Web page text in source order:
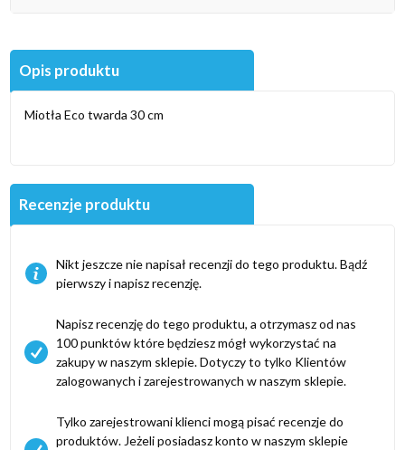
Opis produktu
Miotła Eco twarda 30 cm
Recenzje produktu
Nikt jeszcze nie napisał recenzji do tego produktu. Bądź
pierwszy i napisz recenzję.
Napisz recenzję do tego produktu, a otrzymasz od nas
100 punktów które będziesz mógł wykorzystać na
zakupy w naszym sklepie. Dotyczy to tylko Klientów
zalogowanych i zarejestrowanych w naszym sklepie.
Tylko zarejestrowani klienci mogą pisać recenzje do
produktów. Jeżeli posiadasz konto w naszym sklepie